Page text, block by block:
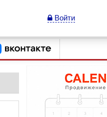
Войти